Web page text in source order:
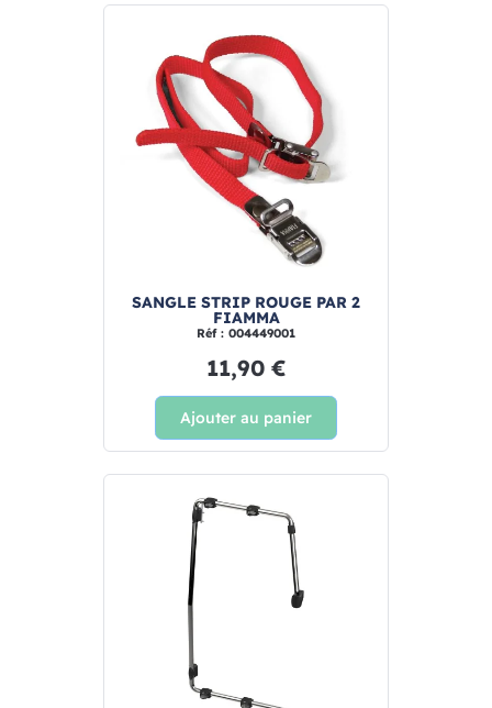
SANGLE STRIP ROUGE PAR 2
FIAMMA
Réf : 004449001
11,90 €
Ajouter au panier